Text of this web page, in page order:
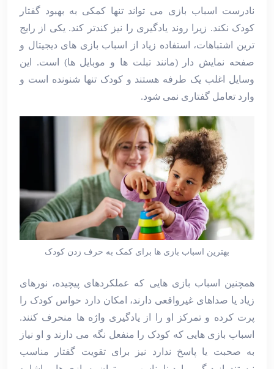
نادرست اسباب ‌بازی می‌ تواند تنها کمکی به بهبود گفتار
کودک نکند. زیرا روند یادگیری را نیز کندتر کند. یکی از رایج
‌ترین اشتباهات، استفاده زیاد از اسباب ‌بازی‌ های دیجیتال و
صفحه ‌نمایش ‌دار (مانند تبلت ‌ها و موبایل ‌ها) است. این
وسایل اغلب یک ‌طرفه هستند و کودک تنها شنونده‌ است و
وارد تعامل گفتاری نمی‌ شود.
بهترین اسباب بازی ها برای کمک به حرف زدن کودک
همچنین اسباب‌ بازی ‌هایی که عملکردهای پیچیده، نورهای
زیاد یا صداهای غیرواقعی دارند، امکان دارد حواس کودک را
پرت کرده و تمرکز او را از یادگیری واژه‌ ها منحرف کنند.
اسباب‌ بازی ‌هایی که کودک را منفعل نگه می ‌دارند و او نیاز
به صحبت یا پاسخ ندارد نیز برای تقویت گفتار مناسب